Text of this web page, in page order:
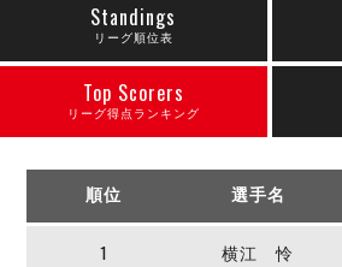
メディア情報
フットサル日本代表
その他
警告・退場・出場停止選手
個人ランキング｜ゴール
個人ランキング｜シュート
個人ランキング｜シュート成功率
個人ランキング｜第2PK
メットライフ生命Ｆ２リーグ
エスポラーダ北海道
フウガドールすみだ
しながわシティ
ペスカドーラ町田
湘南ベルマーレ
ボアルース長野
アリーナ情報 ARENA
リーグ概要 ARCHIVE
Standings
リーグ順位表
Top Scorers
リーグ得点ランキング
順位 選手名
1 横江 怜